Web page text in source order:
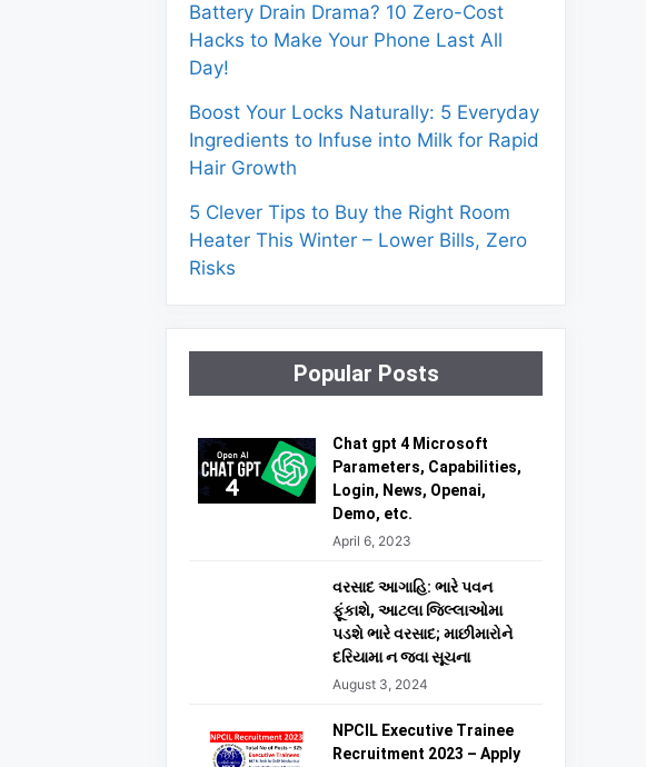
Battery Drain Drama? 10 Zero-Cost
Hacks to Make Your Phone Last All
Day!
Boost Your Locks Naturally: 5 Everyday
Ingredients to Infuse into Milk for Rapid
Hair Growth
5 Clever Tips to Buy the Right Room
Heater This Winter – Lower Bills, Zero
Risks
Popular Posts
Chat gpt 4 Microsoft
Parameters, Capabilities,
Login, News, Openai,
Demo, etc.
April 6, 2023
વરસાદ આગાહિ: ભારે પવન
ફૂંકાશે, આટલા જિલ્લાઓમા
પડશે ભારે વરસાદ; માછીમારોને
દરિયામા ન જવા સૂચના
August 3, 2024
NPCIL Executive Trainee
Recruitment 2023 – Apply